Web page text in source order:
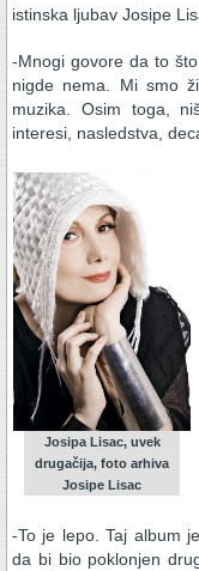
istinska ljubav Josipe
-Mnogi govore da to
nigde nema. Mi smo
muzika. Osim toga,
interesi, nasledstva,
Josipa Lisac, uvek
drugačija, foto arhiva
Josipe Lisac
-To je lepo. Taj album
da bi bio poklonjen